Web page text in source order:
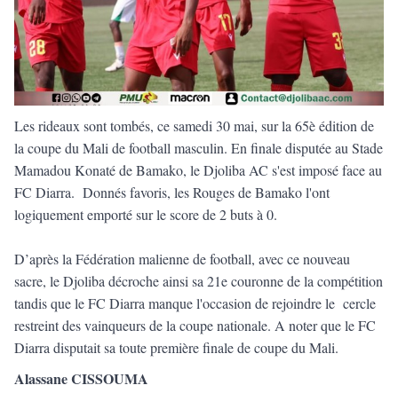
Les rideaux sont tombés, ce samedi 30 mai, sur la 65è édition de
la coupe du Mali de football masculin. En finale disputée au Stade
Mamadou Konaté de Bamako, le Djoliba AC s'est imposé face au
FC Diarra. Donnés favoris, les Rouges de Bamako l'ont
logiquement emporté sur le score de 2 buts à 0.
D’après la Fédération malienne de football, avec ce nouveau
sacre, le Djoliba décroche ainsi sa 21e couronne de la compétition
tandis que le FC Diarra manque l'occasion de rejoindre le cercle
restreint des vainqueurs de la coupe nationale. A noter que le FC
Diarra disputait sa toute première finale de coupe du Mali.
Alassane CISSOUMA